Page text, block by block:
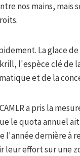
nos mains, mais
La glace
l'espèce clé de
et de la
a pris la
le quota annuel
l'année dernière à
leur effort sur une